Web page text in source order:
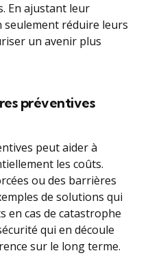
En ajustant leur
réduire leurs
un avenir plus
préventives
peut aider à
les coûts.
ou des barrières
de solutions qui
en cas de catastrophe
qui en découle
sur le long terme.